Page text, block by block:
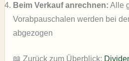
Beim Verkauf anrechnen: Alle
Vorabpauschalen werden bei
abgezogen
📖 Zurück zum Überblick: